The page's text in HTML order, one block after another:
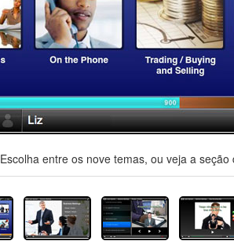
Escolha entre os nove temas, ou veja a